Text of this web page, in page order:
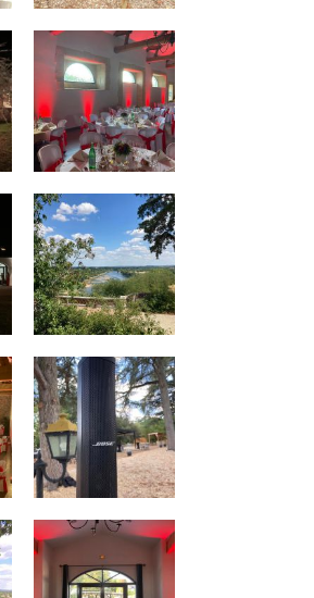
le 28/8/2021 @ Château de Serrant :
châteaux d'Anjou!
le 24/8/2022 @ Les Logis de
de Doué la Fontaine le
St Ellier le 17/7/2021
@ Domaine du bois d'andigné
Chateau de l'Eperonnière le
@ Chateau de Serrant le 12/6/2021
By Mariages.net
@ Domaine du Marchais Boucher
@ Domaine des Mestières 09/2020
Domaine des Rues 09/2020